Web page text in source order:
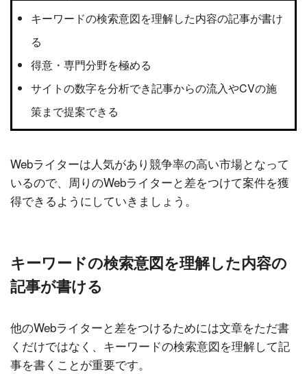
キーワードの検索意図を理解した内容の記事が書け
る
得意・専門分野を極める
サイトの数字を分析でき記事からの流入やCVの施
策まで提案できる
Webライターは人気があり競争率の高い市場となって
いるので、周りのWebライターと差をつけて案件を獲
得できるようにしていきましょう。
キーワードの検索意図を理解した内容の
記事が書ける
他のWebライターと差をつけるためには文章をただ書
くだけではなく、キーワードの検索意図を理解して記
事を書くことが重要です。